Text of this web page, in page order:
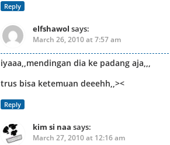
Reply
elfshawol says:
March 26, 2010 at 7:57 am
iyaaa,,mendingan dia ke padang aja,,,
trus bisa ketemuan deeehh,,><
Reply
kim si naa says:
March 27, 2010 at 12:16 am